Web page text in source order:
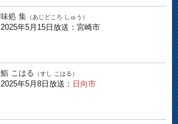
味処 集 （あじどころ しゅう）
2025年5月15日放送：宮崎市
鮨 こはる （すし こはる）
2025年5月8日放送： 日向市